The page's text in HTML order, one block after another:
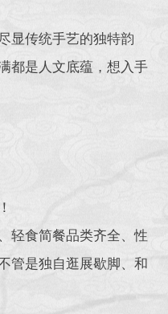
显传统手艺的独特韵
都是人文底蕴，想入手
轻食简餐品类齐全、性
管是独自逛展歇脚、和